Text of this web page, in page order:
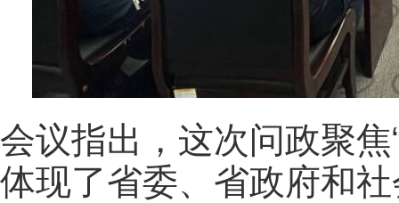
会议指出，这次问政聚
体现了省委、省政府和